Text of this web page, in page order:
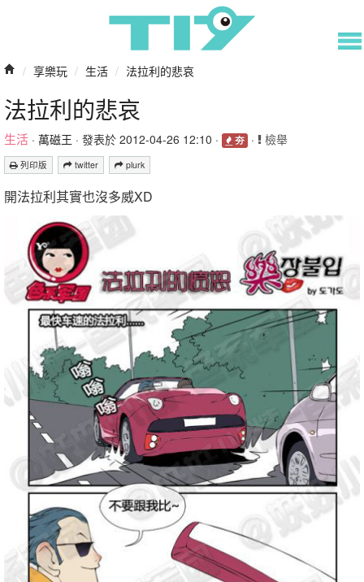
/ 享樂玩 / 生活 / 法拉利的悲哀
法拉利的悲哀
生活 · 萬磁王 · 發表於 2012-04-26 12:10 · 夯 · 檢舉
列印版 twitter plurk
開法拉利其實也沒多威XD